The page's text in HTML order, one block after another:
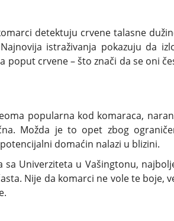
detektuju crvene talasne
istraživanja pokazuju da
poput crvene – što znači da se oni
popularna kod komaraca,
Možda je to opet zbog
domaćin nalazi u blizini.
sa Univerziteta u Vašingtonu,
Nije da komarci ne vole te